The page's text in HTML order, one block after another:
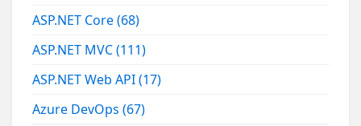
ASP.NET Core(68)
ASP.NET MVC(111)
ASP.NET Web API(17)
Azure DevOps(67)